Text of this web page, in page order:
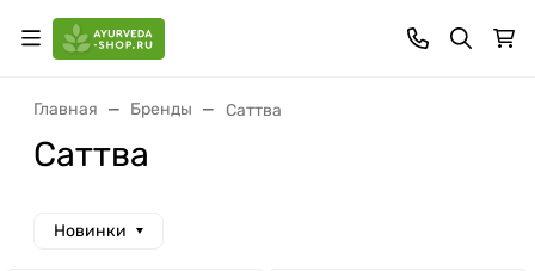
Главная Бренды Саттва
Саттва
Новинки